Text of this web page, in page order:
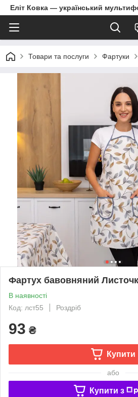
Еліт Ковка — український
Товари та послуги Фартуки
Фартух бавовняний
В наявності
Код: лст55
Роздріб
93 ₴
Купити
або
Купити з